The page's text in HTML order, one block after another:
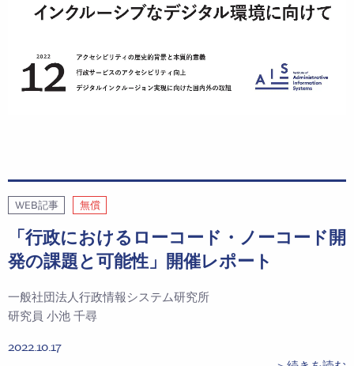
WEB記事 無償
「行政におけるローコード・ノーコード開
発の課題と可能性」開催レポート
一般社団法人行政情報システム研究所
研究員 小池 千尋
2022.10.17